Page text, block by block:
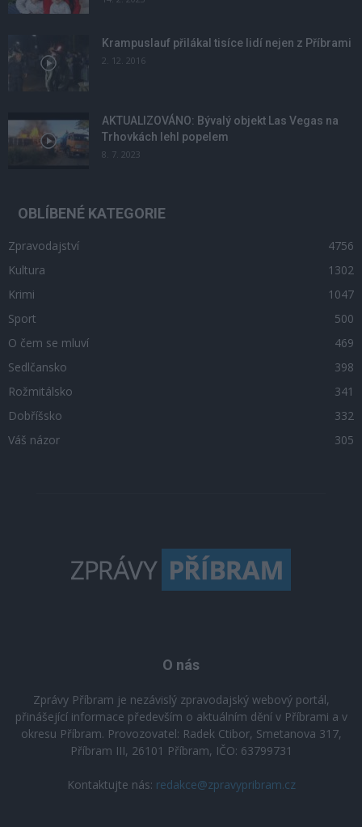
Krampuslauf přilákal tisíce lidí nejen z Příbrami
2. 12. 2016
AKTUALIZOVÁNO: Bývalý objekt Las Vegas na
Trhovkách lehl popelem
8. 7. 2023
OBLÍBENÉ KATEGORIE
Zpravodajství
4756
Kultura
1302
Krimi
1047
Sport
500
O čem se mluví
469
Sedlčansko
398
Rožmitálsko
341
Dobříšsko
332
Váš názor
305
O nás
Zprávy Příbram je nezávislý zpravodajský webový portál,
přinášející informace především o aktuálním dění v Příbrami a v
okresu Příbram. Provozovatel: Radek Ctibor, Smetanova 317,
Příbram III, 26101 Příbram, IČO: 63799731
Kontaktujte nás: redakce@zpravypribram.cz